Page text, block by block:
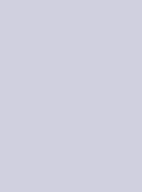
pour